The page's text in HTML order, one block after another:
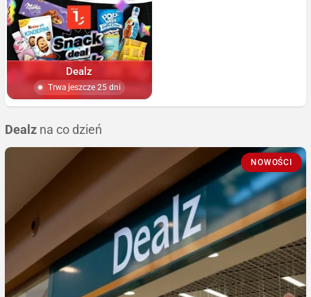
Dealz
Trwa jeszcze 25 dni
Dealz na co dzień
NOWOŚCI